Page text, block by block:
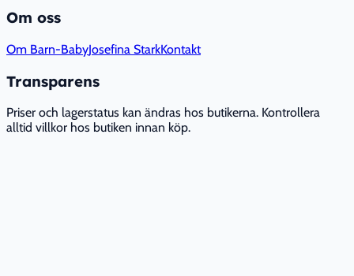
Om oss
Om Barn-BabyJosefina StarkKontakt
Transparens
Priser och lagerstatus kan ändras hos butikerna. Kontrollera
alltid villkor hos butiken innan köp.